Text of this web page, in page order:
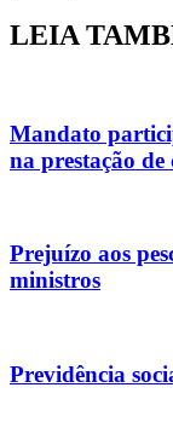
LEIA
Mandato
na prestação de
Prejuízo aos
ministros
Previdência